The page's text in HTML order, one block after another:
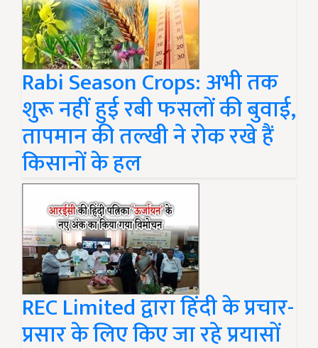
Rabi Season Crops: अभी तक
शुरू नहीं हुई रबी फसलों की बुवाई,
तापमान की तल्खी ने रोक रखे हैं
किसानों के हल
REC Limited द्वारा हिंदी के प्रचार-
प्रसार के लिए किए जा रहे प्रयासों